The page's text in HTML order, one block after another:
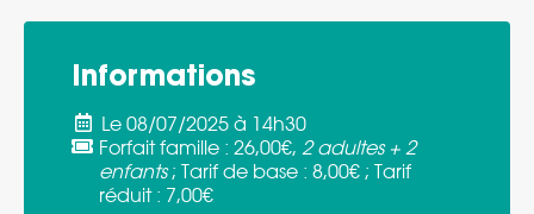
Informations
Le 08/07/2025 à 14h30
Forfait famille : 26,00€, 2 adultes + 2
enfants; Tarif de base : 8,00€ ; Tarif
réduit : 7,00€